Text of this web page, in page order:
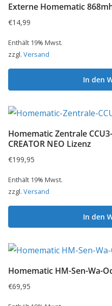
Externe Homematic
€14,99
Enthält 19% Mwst.
zzgl. Versand
In den
Homematic Zentrale
CREATOR NEO Lizenz
€199,95
Enthält 19% Mwst.
zzgl. Versand
In den
Homematic HM-Sen-Wa-
€69,95